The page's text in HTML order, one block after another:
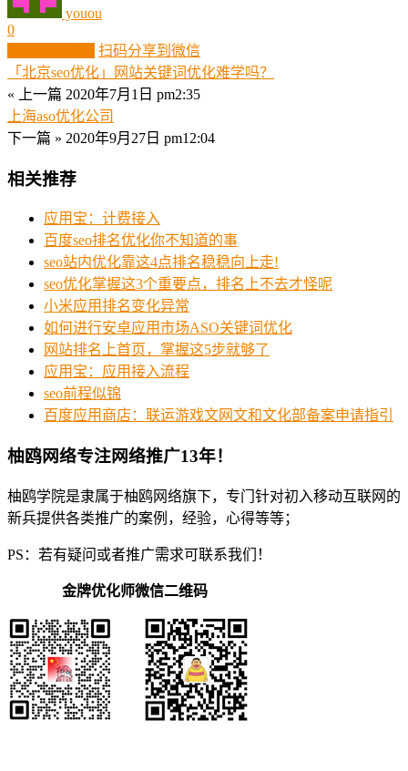
youou
0
扫码分享到微信
「北京seo优化」网站关键词优化难学吗？
« 上一篇 2020年7月1日 pm2:35
上海aso优化公司
下一篇 » 2020年9月27日 pm12:04
相关推荐
应用宝：计费接入
百度seo排名优化你不知道的事
seo站内优化靠这4点排名稳稳向上走!
seo优化掌握这3个重要点，排名上不去才怪呢
小米应用排名变化异常
如何进行安卓应用市场ASO关键词优化
网站排名上首页，掌握这5步就够了
应用宝：应用接入流程
seo前程似锦
百度应用商店：联运游戏文网文和文化部备案申请指引
柚鸥网络专注网络推广13年！
柚鸥学院是隶属于柚鸥网络旗下，专门针对初入移动互联网的
新兵提供各类推广的案例，经验，心得等等；
PS：若有疑问或者推广需求可联系我们！
金牌优化师微信二维码